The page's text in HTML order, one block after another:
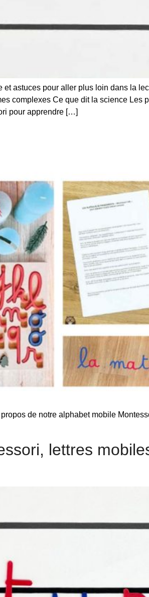
astuces pour aller plus loin dans la
complexes Ce que dit la science Les
pour apprendre […]
de notre alphabet mobile
lettres